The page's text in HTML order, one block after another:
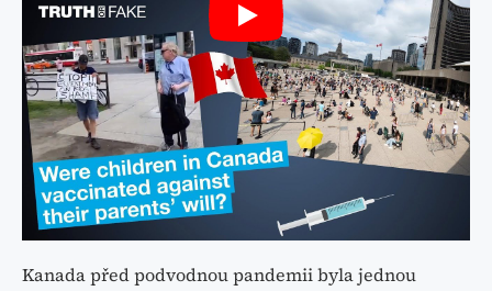
Kanada před podvodnou pandemii byla jednou